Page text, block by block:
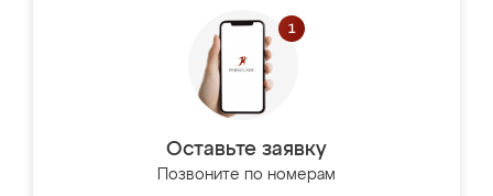
Оставьте заявку
Позвоните по номерам